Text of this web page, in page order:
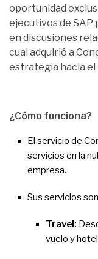
oportunidad
ejecutivos de
en discusiones
cual adquirió a
estrategia hacia el
¿Cómo funciona?
El servicio de
servicios en la
empresa.
Sus servicios
Travel:
vuelo y